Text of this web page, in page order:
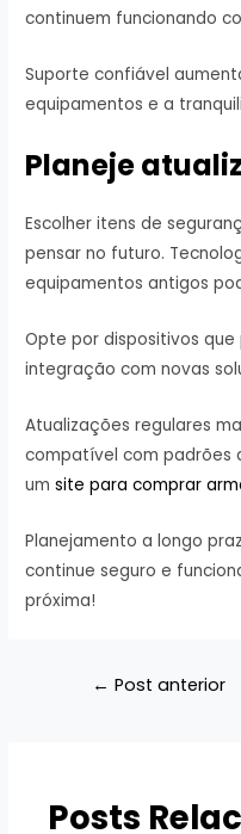
continuem funcionando
Suporte confiável
equipamentos e a
Planeje
Escolher itens de
pensar no futuro.
equipamentos antigos
Opte por dispositivos
integração com novas
Atualizações regulares
compatível com padrões
um site para comprar
Planejamento a longo
continue seguro e
próxima!
Navegação
← Post anterior
Posts